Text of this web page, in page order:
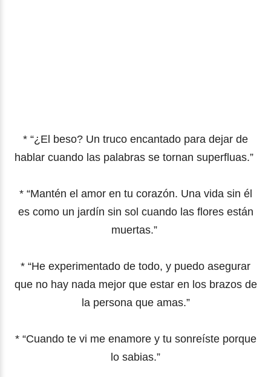
* “¿El beso? Un truco encantado para dejar de
hablar cuando las palabras se tornan superfluas.”
* “Mantén el amor en tu corazón. Una vida sin él
es como un jardín sin sol cuando las flores están
muertas.”
* “He experimentado de todo, y puedo asegurar
que no hay nada mejor que estar en los brazos de
la persona que amas.”
* “Cuando te vi me enamore y tu sonreíste porque
lo sabias.”